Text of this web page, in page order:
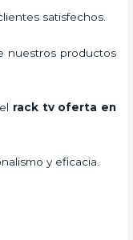
satisfechos.
nuestros productos
rack tv oferta en
y eficacia.